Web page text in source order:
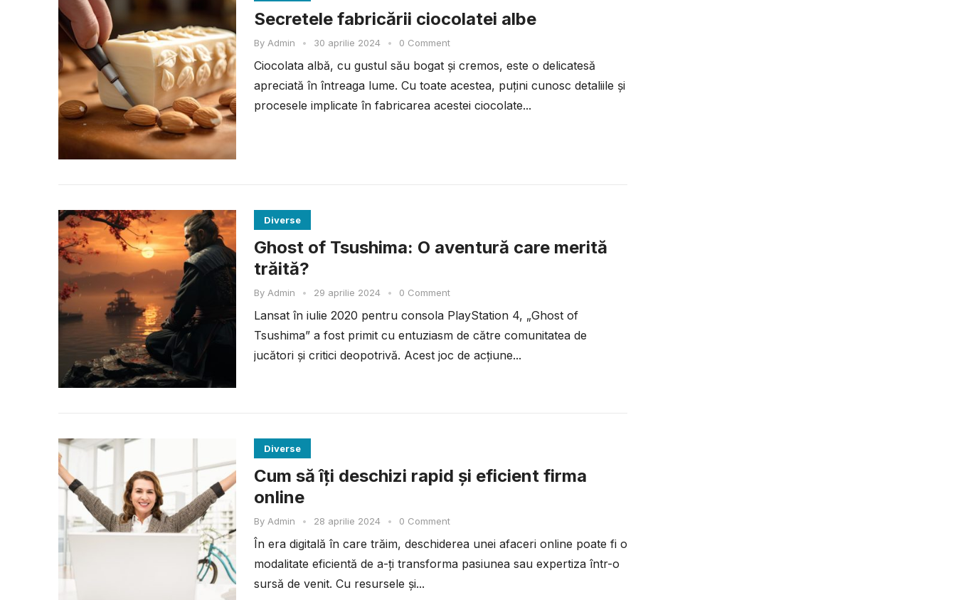
Secretele fabricării ciocolatei albe
By Admin • 30 aprilie 2024 • 0 Comment
Ciocolata albă, cu gustul său bogat și cremos, este o delicatesă
apreciată în întreaga lume. Cu toate acestea, puțini cunosc detaliile și
procesele implicate în fabricarea acestei ciocolate...
Diverse
Ghost of Tsushima: O aventură care merită
trăită?
By Admin • 29 aprilie 2024 • 0 Comment
Lansat în iulie 2020 pentru consola PlayStation 4, „Ghost of
Tsushima” a fost primit cu entuziasm de către comunitatea de
jucători și critici deopotrivă. Acest joc de acțiune...
Diverse
Cum să îți deschizi rapid și eficient firma
online
By Admin • 28 aprilie 2024 • 0 Comment
În era digitală în care trăim, deschiderea unei afaceri online poate fi o
modalitate eficientă de a-ți transforma pasiunea sau expertiza într-o
sursă de venit. Cu resursele și...